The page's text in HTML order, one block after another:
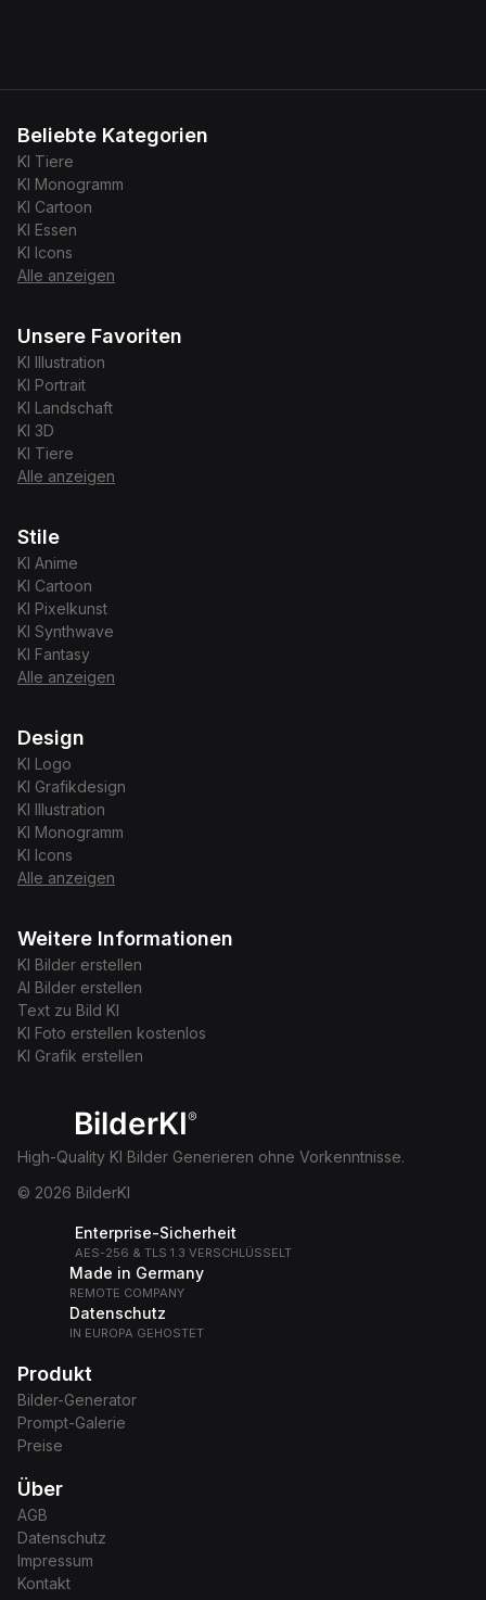
Beliebte Kategorien
KI Tiere
KI Monogramm
KI Cartoon
KI Essen
KI
Icons
Alle anzeigen
Unsere Favoriten
KI
Illustration
KI Portrait
KI Landschaft
KI 3D
KI Tiere
Alle anzeigen
Stile
KI Anime
KI Cartoon
KI Pixelkunst
KI Synthwave
KI Fantasy
Alle anzeigen
Design
KI Logo
KI Grafikdesign
KI
Illustration
KI Monogramm
KI
Icons
Alle anzeigen
Weitere Informationen
KI Bilder erstellen
AI Bilder erstellen
Text zu Bild KI
KI Foto erstellen kostenlos
KI Grafik erstellen
BilderKI®
High-Quality KI Bilder Generieren ohne Vorkenntnisse.
© 2026 BilderKI
Enterprise-Sicherheit
AES-256 & TLS 1.3 VERSCHLÜSSELT
Made in Germany
REMOTE COMPANY
Datenschutz
IN EUROPA GEHOSTET
Produkt
Bilder-Generator
Prompt-Galerie
Preise
Über
AGB
Datenschutz
Impressum
Kontakt